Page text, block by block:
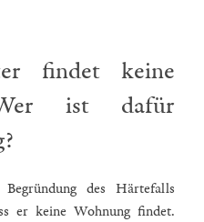
findet keine
ist dafür
des Härtefalls
er keine Wohnung findet.